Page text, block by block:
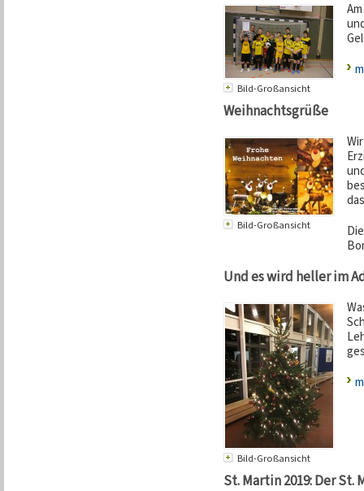
Bild-Großansicht
Weihnachtsgrüße
Bild-Großansicht
Und es wird heller im
Bild-Großansicht
St. Martin 2019: Der